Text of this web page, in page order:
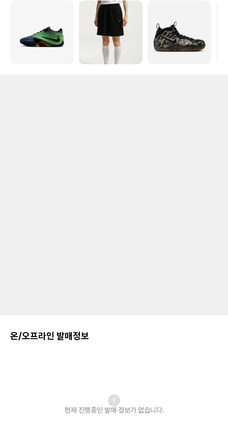
온/오프라인 발매정보
현재 진행중인 발매 정보가 없습니다.